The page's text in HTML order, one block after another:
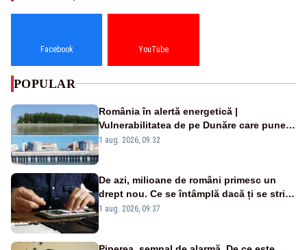
Facebook YouTube
POPULAR
România în alertă energetică |
Vulnerabilitatea de pe Dunăre care pune
în pericol Centrala Cernavodă era
1 aug. 2026, 09:32
De azi, milioane de români primesc un
drept nou. Ce se întâmplă dacă ți se strică
un produs
1 aug. 2026, 09:37